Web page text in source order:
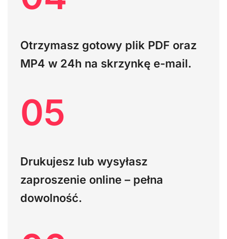
Otrzymasz gotowy plik PDF oraz
MP4 w 24h na skrzynkę e-mail.
05
Drukujesz lub wysyłasz
zaproszenie online – pełna
dowolność.